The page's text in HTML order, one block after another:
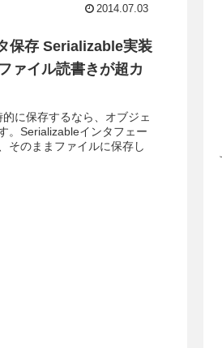
2014.07.03
保存 Serializable実装
ァイル読書きが超カ
に保存するなら、オブジェ
。Serializableインタフェー
そのままファイルに保存し